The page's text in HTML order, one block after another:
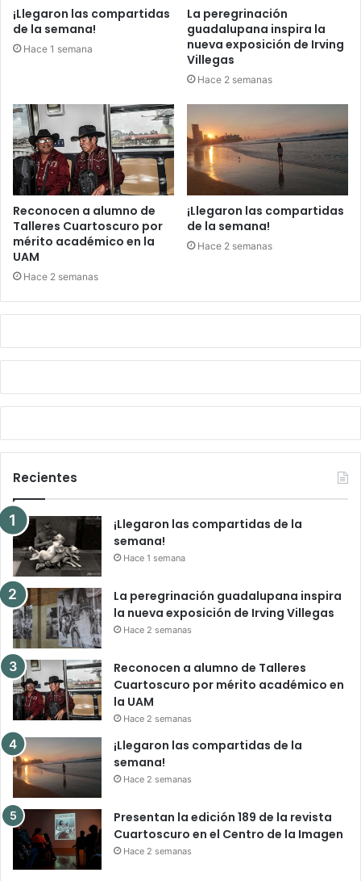
¡Llegaron las compartidas
de la semana!
Hace 1 semana
La peregrinación
guadalupana inspira la
nueva exposición de Irving
Villegas
Hace 2 semanas
Reconocen a alumno de
Talleres Cuartoscuro por
mérito académico en la
UAM
Hace 2 semanas
¡Llegaron las compartidas
de la semana!
Hace 2 semanas
Recientes
¡Llegaron las compartidas de la
semana!
Hace 1 semana
La peregrinación guadalupana inspira
la nueva exposición de Irving Villegas
Hace 2 semanas
Reconocen a alumno de Talleres
Cuartoscuro por mérito académico en
la UAM
Hace 2 semanas
¡Llegaron las compartidas de la
semana!
Hace 2 semanas
Presentan la edición 189 de la revista
Cuartoscuro en el Centro de la Imagen
Hace 2 semanas